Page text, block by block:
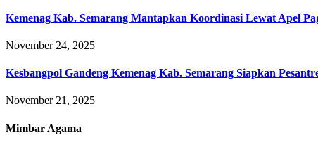
Kemenag Kab. Semarang Mantapkan Koordinasi Lewat Apel
November 24, 2025
Kesbangpol Gandeng Kemenag Kab. Semarang Siapkan
November 21, 2025
Mimbar Agama